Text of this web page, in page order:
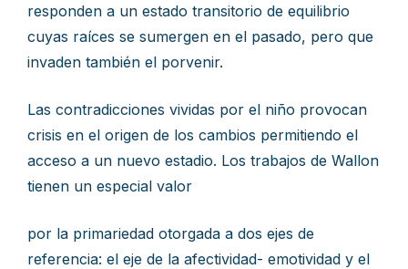
responden a un estado transitorio de equilibrio
cuyas raíces se sumergen en el pasado, pero que
invaden también el porvenir.
Las contradicciones vividas por el niño provocan
crisis en el origen de los cambios permitiendo el
acceso a un nuevo estadio. Los trabajos de Wallon
tienen un especial valor
por la primariedad otorgada a dos ejes de
referencia: el eje de la afectividad- emotividad y el